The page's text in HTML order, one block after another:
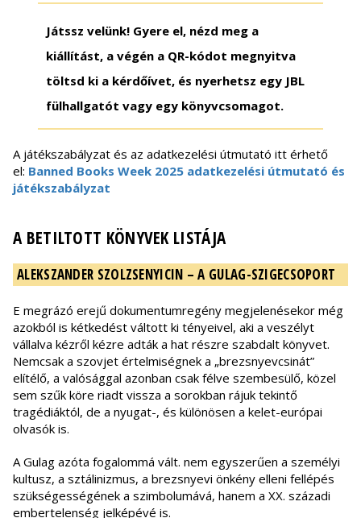
Játssz velünk! Gyere el, nézd meg a
kiállítást, a végén a QR-kódot megnyitva
töltsd ki a kérdőívet, és nyerhetsz egy JBL
fülhallgatót vagy egy könyvcsomagot.
A játékszabályzat és az adatkezelési útmutató itt érhető
el: Banned Books Week 2025 adatkezelési útmutató és
játékszabályzat
A BETILTOTT KÖNYVEK LISTÁJA
ALEKSZANDER SZOLZSENYICIN – A GULAG-SZIGECSOPORT
E megrázó erejű dokumentumregény megjelenésekor még
azokból is kétkedést váltott ki tényeivel, aki a veszélyt
vállalva kézről kézre adták a hat részre szabdalt könyvet.
Nemcsak a szovjet értelmiségnek a „brezsnyevcsinát”
elítélő, a valósággal azonban csak félve szembesülő, közel
sem szűk köre riadt vissza a sorokban rájuk tekintő
tragédiáktól, de a nyugat-, és különösen a kelet-európai
olvasók is.
A Gulag azóta fogalommá vált. nem egyszerűen a személyi
kultusz, a sztálinizmus, a brezsnyevi önkény elleni fellépés
szükségességének a szimbolumává, hanem a XX. századi
embertelenség jelképévé is.